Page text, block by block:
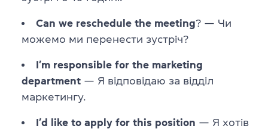
Can we reschedule the meeting? — Чи
можемо ми перенести зустріч?
I’m responsible for the marketing
department — Я відповідаю за відділ
маркетингу.
I’d like to apply for this position — Я хотів